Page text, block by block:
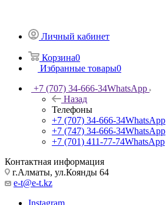
Личный кабинет
Корзина0
Избранные товары0
+7 (707) 34-666-34WhatsApp
Назад
Телефоны
+7 (707) 34-666-34WhatsApp
+7 (747) 34-666-34WhatsApp
+7 (701) 411-77-74WhatsApp
Контактная информация
г.Алматы, ул.Коянды 64
e-t@e-t.kz
Instagram